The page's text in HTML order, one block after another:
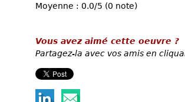
Moyenne : 0.0/5 (0 note)
Vous avez aimé cette oeuvre ?
Partagez-la avec vos amis en